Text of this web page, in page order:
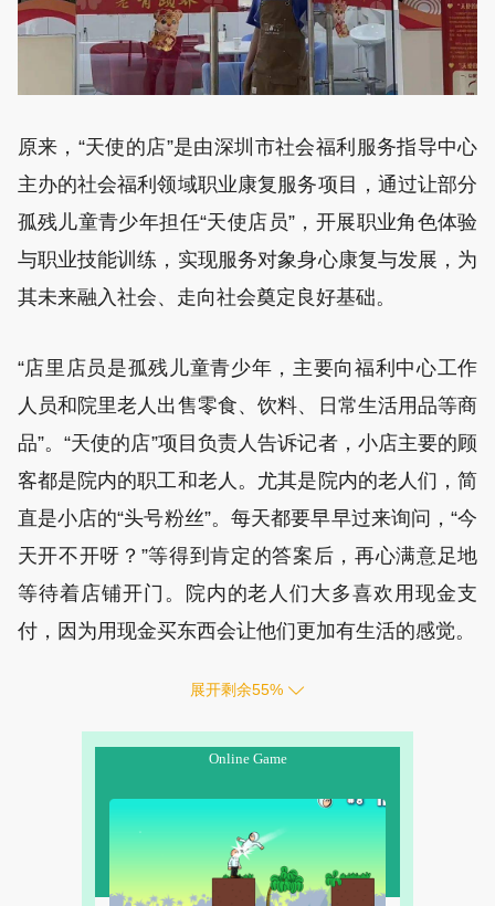
原来，“天使的店”是由深圳市社会福利服务指导中心
主办的社会福利领域职业康复服务项目，通过让部分
孤残儿童青少年担任“天使店员”，开展职业角色体验
与职业技能训练，实现服务对象身心康复与发展，为
其未来融入社会、走向社会奠定良好基础。
“店里店员是孤残儿童青少年，主要向福利中心工作
人员和院里老人出售零食、饮料、日常生活用品等商
品”。“天使的店”项目负责人告诉记者，小店主要的顾
客都是院内的职工和老人。尤其是院内的老人们，简
直是小店的“头号粉丝”。每天都要早早过来询问，“今
天开不开呀？”等得到肯定的答案后，再心满意足地
等待着店铺开门。院内的老人们大多喜欢用现金支
付，因为用现金买东西会让他们更加有生活的感觉。
展开剩余55%